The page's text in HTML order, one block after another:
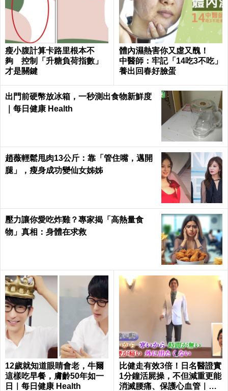
瘦小腹計算卡路里根本不
夠 控制「升糖負荷指數」
才是關鍵
體內濕熱害你又虛又醜！
中醫師：牢記「14吃3不吃」
養出回春好臉蛋
出門前硬幣放冰箱，一秒測出食物新鮮度
｜每日健康 Health
趙薇輕鬆甩肉13公斤：靠「管住嘴，邁開
腿」，瘦身成功變仙女姊姊
壓力讓你愛吃炸雞？專家揭「高熱量食
物」真相：身體在求救
12歲就知道眼睛會老，牛爾
這樣吃早餐，膚齡50年如一
日｜每日健康 Health
比健走有效3倍！日名醫證實
1分鐘活屍操，不但減重更能
消滅腰痛、保護心血管｜每